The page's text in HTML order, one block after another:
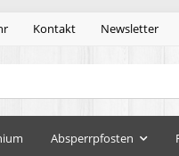
Kontakt Newsletter
Absperrpfosten